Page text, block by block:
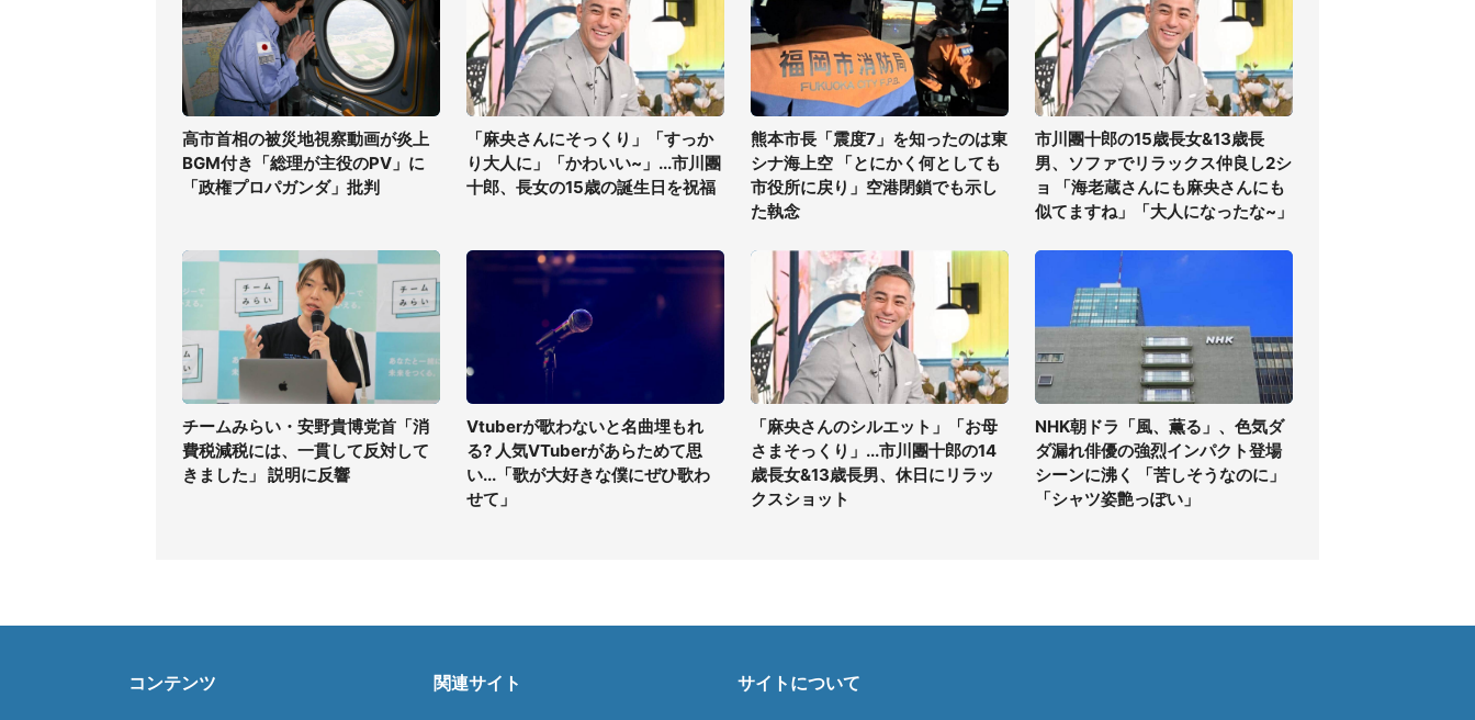
高市首相の被災地視察動画が炎上
BGM付き「総理が主役のPV」に
「政権プロパガンダ」批判
「麻央さんにそっくり」「すっか
り大人に」「かわいい~」...市川團
十郎、長女の15歳の誕生日を祝福
熊本市長「震度7」を知ったのは東
シナ海上空 「とにかく何としても
市役所に戻り」空港閉鎖でも示し
た執念
市川團十郎の15歳長女&13歳長
男、ソファでリラックス仲良し2シ
ョ 「海老蔵さんにも麻央さんにも
似てますね」「大人になったな~」
チームみらい・安野貴博党首「消
費税減税には、一貫して反対して
きました」 説明に反響
Vtuberが歌わないと名曲埋もれ
る? 人気VTuberがあらためて思
い...「歌が大好きな僕にぜひ歌わ
せて」
「麻央さんのシルエット」「お母
さまそっくり」...市川團十郎の14
歳長女&13歳長男、休日にリラッ
クスショット
NHK朝ドラ「風、薫る」、色気ダ
ダ漏れ俳優の強烈インパクト登場
シーンに沸く 「苦しそうなのに」
「シャツ姿艶っぽい」
コンテンツ 関連サイト サイトについて